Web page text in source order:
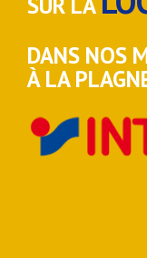
DANS NOS
À LA